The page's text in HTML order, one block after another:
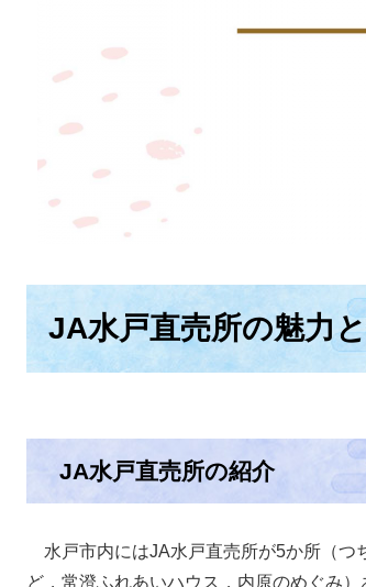
JA水戸直売所の魅力
JA水戸直売所の紹介
水戸市内にはJA水戸直売所が5か所（
ど，常澄ふれあいハウス，内原のめぐみ